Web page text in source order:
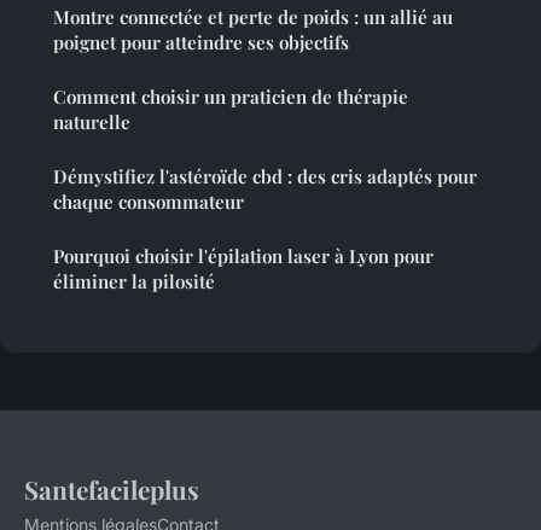
Montre connectée et perte de poids : un allié au
poignet pour atteindre ses objectifs
Comment choisir un praticien de thérapie
naturelle
Démystifiez l'astéroïde cbd : des cris adaptés pour
chaque consommateur
Pourquoi choisir l'épilation laser à Lyon pour
éliminer la pilosité
Santefacileplus
Mentions légalesContact